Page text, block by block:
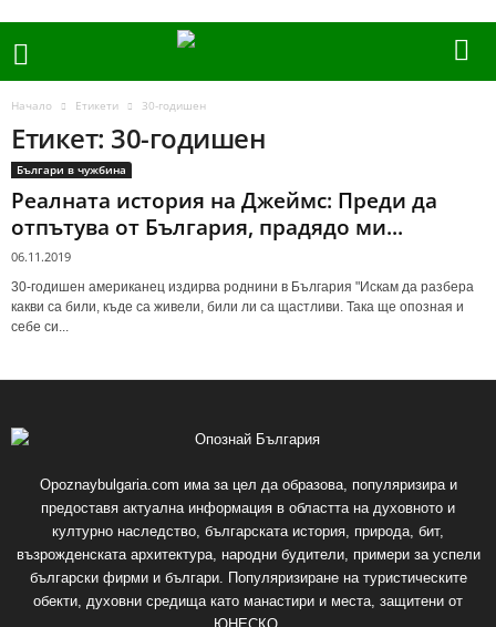
Начало Етикети 30-годишен
Етикет: 30-годишен
Българи в чужбина
Реалната история на Джеймс: Преди да
отпътува от България, прадядо ми...
06.11.2019
30-годишен американец издирва роднини в България "Искам да разбера
какви са били, къде са живели, били ли са щастливи. Така ще опозная и
себе си...
Opoznaybulgaria.com има за цел да образова, популяризира и
предоставя актуална информация в областта на духовното и
културно наследство, българската история, природа, бит,
възрожденската архитектура, народни будители, примери за успели
български фирми и българи. Популяризиране на туристическите
обекти, духовни средища като манастири и места, защитени от